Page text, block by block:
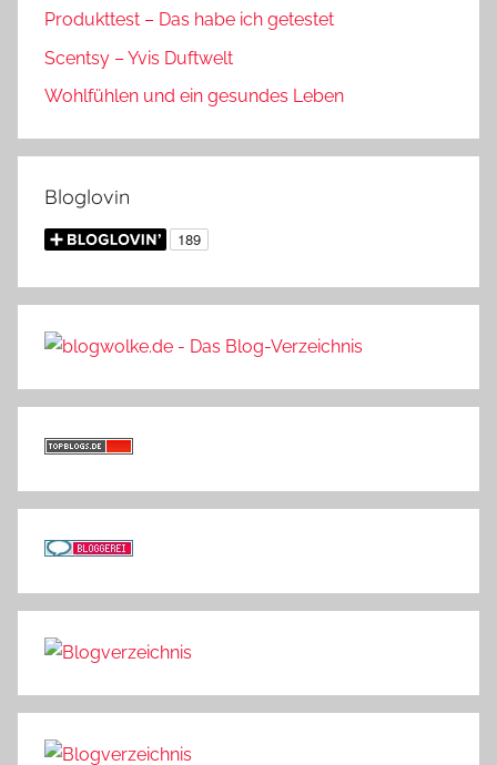
Produkttest – Das habe ich getestet
Scentsy – Yvis Duftwelt
Wohlfühlen und ein gesundes Leben
Bloglovin